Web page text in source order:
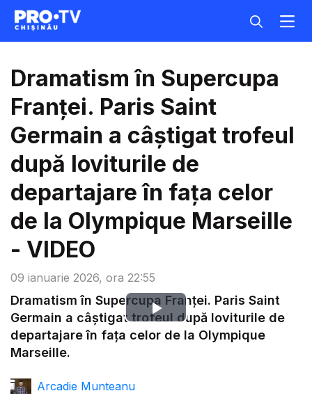
09 ianuarie 2026, ora 22:55
Dramatism în Supercupa
Franței. Paris Saint
Germain a câștigat trofeul
după loviturile de
departajare în fața celor
de la Olympique Marseille
- VIDEO
Play
Dramatism în Supercupa Franței. Paris Saint
Germain a câștigat trofeul după loviturile de
departajare în fața celor de la Olympique
Marseille.
Arcadie Munteanu